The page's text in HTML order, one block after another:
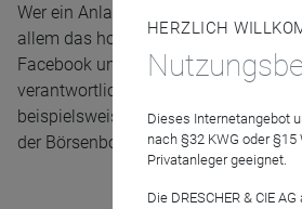
Wer ein Anlageprodukt auf den
allem das hohe Gewicht der US-
Facebook und Microsoft - sind seit
verantwortlich – und für die hohen
beispielsweise in den Nebenwerte-
der Börsenboom an der Wall Street
HERZLICH
Dieses Internetangebot
nach §32 KWG oder
Privatanleger geeignet.
Die DRESCHER & CIE